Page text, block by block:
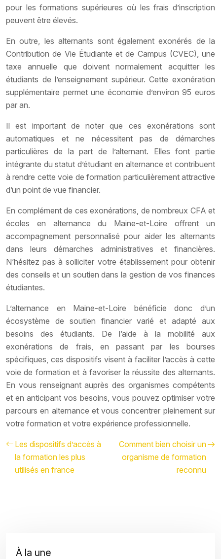
pour les formations supérieures où les frais d’inscription
peuvent être élevés.
En outre, les alternants sont également exonérés de la
Contribution de Vie Étudiante et de Campus (CVEC), une
taxe annuelle que doivent normalement acquitter les
étudiants de l’enseignement supérieur. Cette exonération
supplémentaire permet une économie d’environ 95 euros
par an.
Il est important de noter que ces exonérations sont
automatiques et ne nécessitent pas de démarches
particulières de la part de l’alternant. Elles font partie
intégrante du statut d’étudiant en alternance et contribuent
à rendre cette voie de formation particulièrement attractive
d’un point de vue financier.
En complément de ces exonérations, de nombreux CFA et
écoles en alternance du Maine-et-Loire offrent un
accompagnement personnalisé pour aider les alternants
dans leurs démarches administratives et financières.
N’hésitez pas à solliciter votre établissement pour obtenir
des conseils et un soutien dans la gestion de vos finances
étudiantes.
L’alternance en Maine-et-Loire bénéficie donc d’un
écosystème de soutien financier varié et adapté aux
besoins des étudiants. De l’aide à la mobilité aux
exonérations de frais, en passant par les bourses
spécifiques, ces dispositifs visent à faciliter l’accès à cette
voie de formation et à favoriser la réussite des alternants.
En vous renseignant auprès des organismes compétents
et en anticipant vos besoins, vous pouvez optimiser votre
parcours en alternance et vous concentrer pleinement sur
votre formation et votre expérience professionnelle.
Les dispositifs d’accès à
la formation les plus
utilisés en france
Comment bien choisir un
organisme de formation
reconnu
À la une